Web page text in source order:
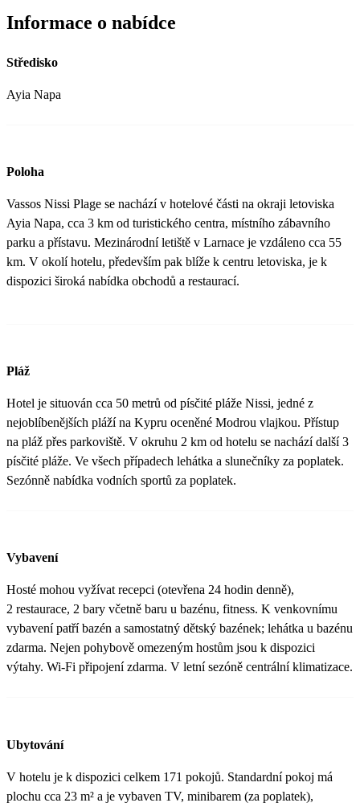
Informace o nabídce
Středisko
Ayia Napa
Poloha
Vassos Nissi Plage se nachází v hotelové části na okraji letoviska
Ayia Napa, cca 3 km od turistického centra, místního zábavního
parku a přístavu. Mezinárodní letiště v Larnace je vzdáleno cca 55
km. V okolí hotelu, především pak blíže k centru letoviska, je k
dispozici široká nabídka obchodů a restaurací.
Pláž
Hotel je situován cca 50 metrů od písčité pláže Nissi, jedné z
nejoblíbenějších pláží na Kypru oceněné Modrou vlajkou. Přístup
na pláž přes parkoviště. V okruhu 2 km od hotelu se nachází další 3
písčité pláže. Ve všech případech lehátka a slunečníky za poplatek.
Sezónně nabídka vodních sportů za poplatek.
Vybavení
Hosté mohou vyžívat recepci (otevřena 24 hodin denně),
2 restaurace, 2 bary včetně baru u bazénu, fitness. K venkovnímu
vybavení patří bazén a samostatný dětský bazének; lehátka u bazénu
zdarma. Nejen pohybově omezeným hostům jsou k dispozici
výtahy. Wi-Fi připojení zdarma. V letní sezóně centrální klimatizace.
Ubytování
V hotelu je k dispozici celkem 171 pokojů. Standardní pokoj má
plochu cca 23 m² a je vybaven TV, minibarem (za poplatek),